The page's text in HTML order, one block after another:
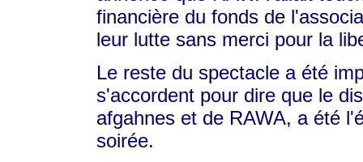
financière du fonds de
leur lutte sans merci pour la
Le reste du spectacle a été
s'accordent pour dire que le
afgahnes et de RAWA, a été
soirée.